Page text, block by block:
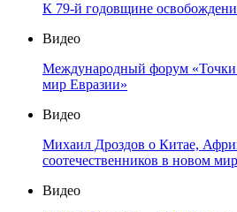
К 79-й годовщине
Видео
Международный форум
мир Евразии»
Видео
Михаил Дроздов о Китае,
соотечественников в новом
Видео